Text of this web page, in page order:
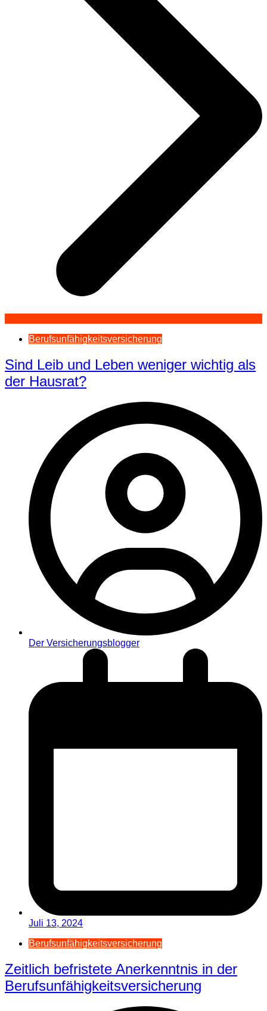
Berufsunfähigkeitsversicherung
Sind Leib und Leben weniger wichtig als
der Hausrat?
Der Versicherungsblogger
Juli 13, 2024
Berufsunfähigkeitsversicherung
Zeitlich befristete Anerkenntnis in der
Berufsunfähigkeitsversicherung